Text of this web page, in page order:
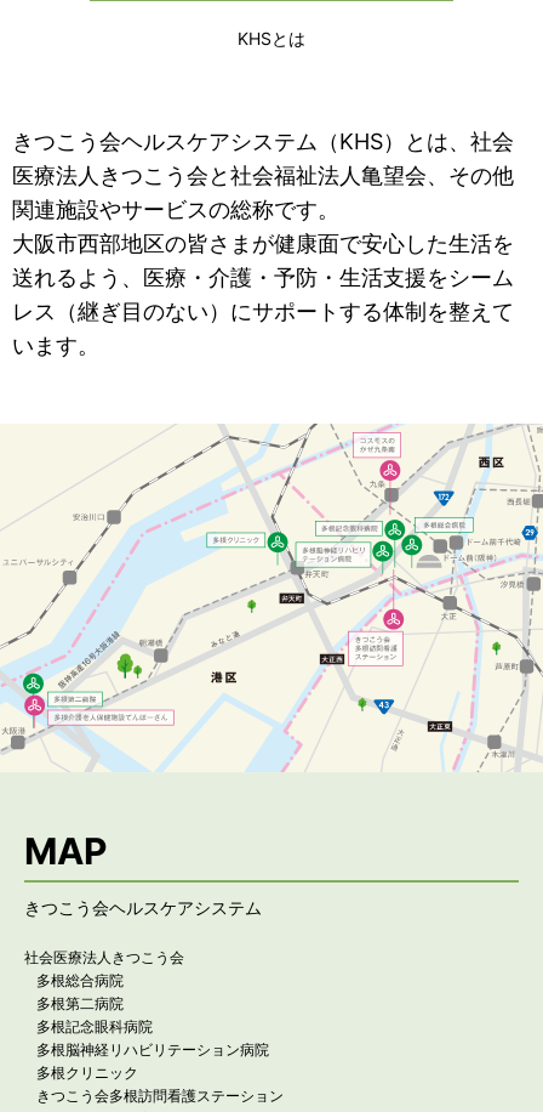
KHSとは
きつこう会ヘルスケアシステム（KHS）とは、社会
医療法人きつこう会と社会福祉法人亀望会、その他
関連施設やサービスの総称です。
大阪市西部地区の皆さまが健康面で安心した生活を
送れるよう、医療・介護・予防・生活支援をシーム
レス（継ぎ目のない）にサポートする体制を整えて
います。
MAP
きつこう会ヘルスケアシステム
社会医療法人きつこう会
多根総合病院
多根第二病院
多根記念眼科病院
多根脳神経リハビリテーション病院
多根クリニック
きつこう会多根訪問看護ステーション